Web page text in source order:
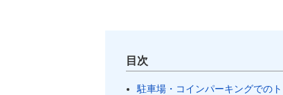
目次
駐車場・コインパーキングでの